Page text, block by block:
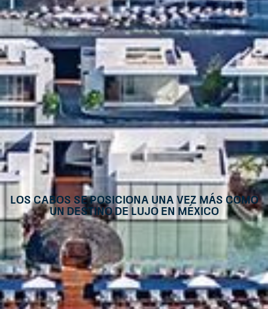
Los Cabos se posiciona una vez más como
un destino de lujo en México